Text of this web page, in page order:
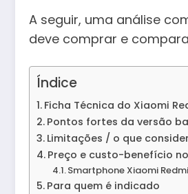
A seguir, uma análise
deve comprar e
Índice
Ficha Técnica do Xiaomi
Pontos fortes da versão
Limitações / o que
Preço e custo-benefício
Smartphone Xiaomi
Para quem é indicado